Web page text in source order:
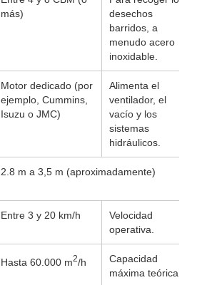
más)
desechos
barridos, a
menudo acero
inoxidable.
Motor dedicado (por
ejemplo, Cummins,
Isuzu o JMC)
Alimenta el
ventilador, el
vacío y los
sistemas
hidráulicos.
2.8 m a 3,5 m (aproximadamente)
Entre 3 y 20 km/h
Velocidad
operativa.
Hasta 60.000 m2/h
Capacidad
máxima teórica.